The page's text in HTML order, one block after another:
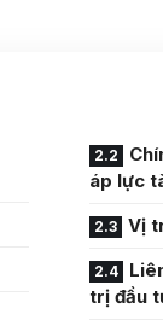
áp lực
Vị
trị đầu